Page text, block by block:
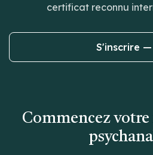
certificat reconnu
S'inscrire —
Commencez